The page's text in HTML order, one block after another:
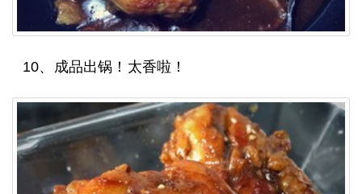
10、成品出锅！太香啦！